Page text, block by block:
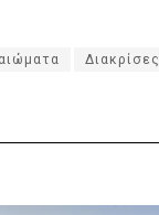
Διακρίσες